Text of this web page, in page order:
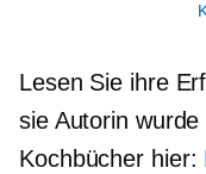
Lesen Sie ihre
sie Autorin wurde
Kochbücher hier: